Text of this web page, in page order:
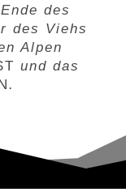
des
des Viehs
Alpen
und das
.